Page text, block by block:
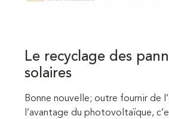
Le recyclage des
solaires
Bonne nouvelle; outre fournir de
l’avantage du photovoltaïque,